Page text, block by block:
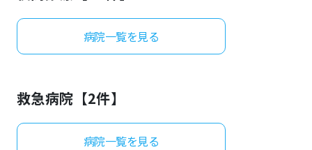
お知らせ
よくあるご質問
病院一覧を見る
救急病院【2件】
病院一覧を見る